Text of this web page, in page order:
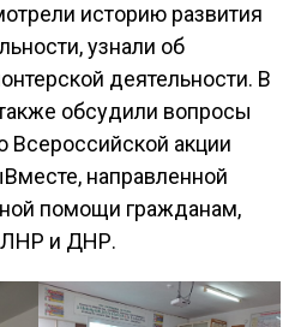
историю развития
узнали об
деятельности. В
обсудили вопросы
Всероссийской акции
направленной
помощи гражданам,
ЛНР и ДНР.